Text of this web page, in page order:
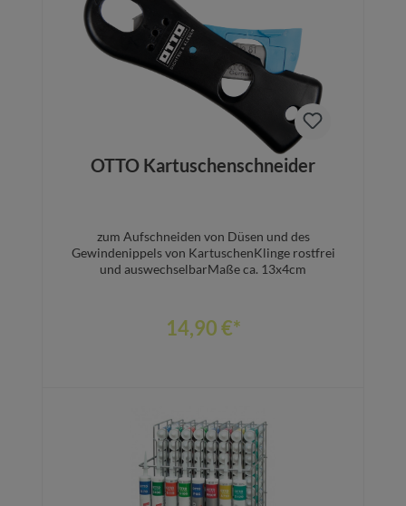
In den Warenkorb
OTTO Kartuschenschneider
zum Aufschneiden von Düsen und des
Gewindenippels von KartuschenKlinge rostfrei
und auswechselbarMaße ca. 13x4cm
14,90 €*
In den Warenkorb